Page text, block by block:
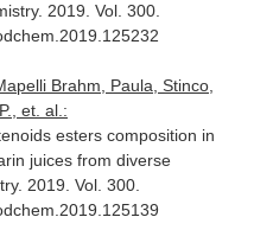
. 2019. Vol. 300.
Brahm, Paula, Stinco,
et. al.:
esters composition in
juices from diverse
. 2019. Vol. 300.